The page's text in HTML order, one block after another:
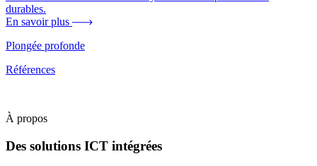
durables.
En savoir plus
Plongée profonde
Références
À propos
Des solutions ICT intégrées